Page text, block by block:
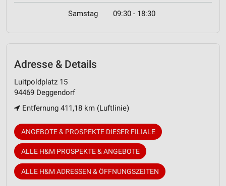
Samstag 09:30 - 18:30
Adresse & Details
Luitpoldplatz 15
94469 Deggendorf
Entfernung 411,18 km (Luftlinie)
ANGEBOTE & PROSPEKTE DIESER FILIALE
ALLE H&M PROSPEKTE & ANGEBOTE
ALLE H&M ADRESSEN & ÖFFNUNGSZEITEN